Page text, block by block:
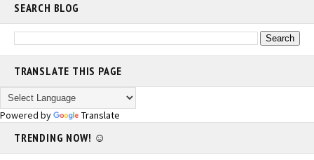
SEARCH BLOG
TRANSLATE THIS PAGE
Powered by Translate
TRENDING NOW! ☺